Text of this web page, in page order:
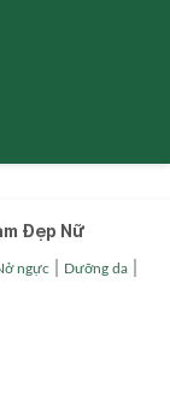
Đẹp Nữ
ngực Dưỡng da|